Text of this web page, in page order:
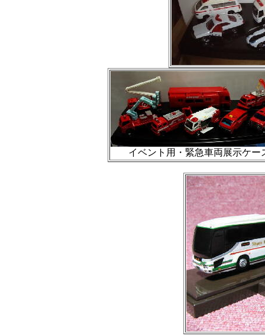
イベント用・緊急車両展示ケー